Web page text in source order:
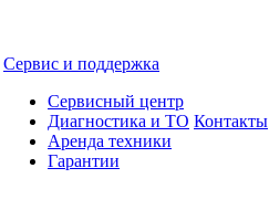
Сервис и поддержка
Сервисный центр
Диагностика и ТО
Аренда техники
Гарантии
Контакты